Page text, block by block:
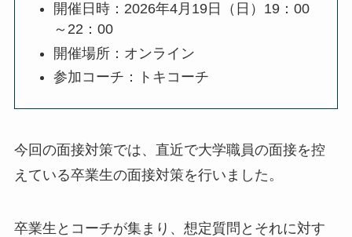
開催日時：2026年4月19日（日）19：00
～22：00
開催場所：オンライン
参加コーチ：トキコーチ
今回の面接対策では、直近で大学職員の面接を控
えている卒業生の面接対策を行いました。
卒業生とコーチが集まり、想定質問とそれに対す